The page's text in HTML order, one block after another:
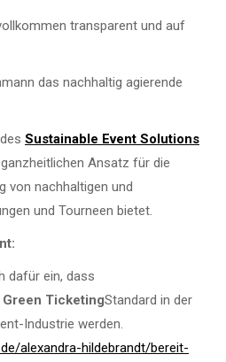
transparent und auf
das nachhaltig agierende
Sustainable Event Solutions
Ansatz für die
von nachhaltigen und
und Tourneen bietet.
dafür ein, dass
Green TicketingStandard in der
Industrie werden.
alexandra-hildebrandt/bereit-